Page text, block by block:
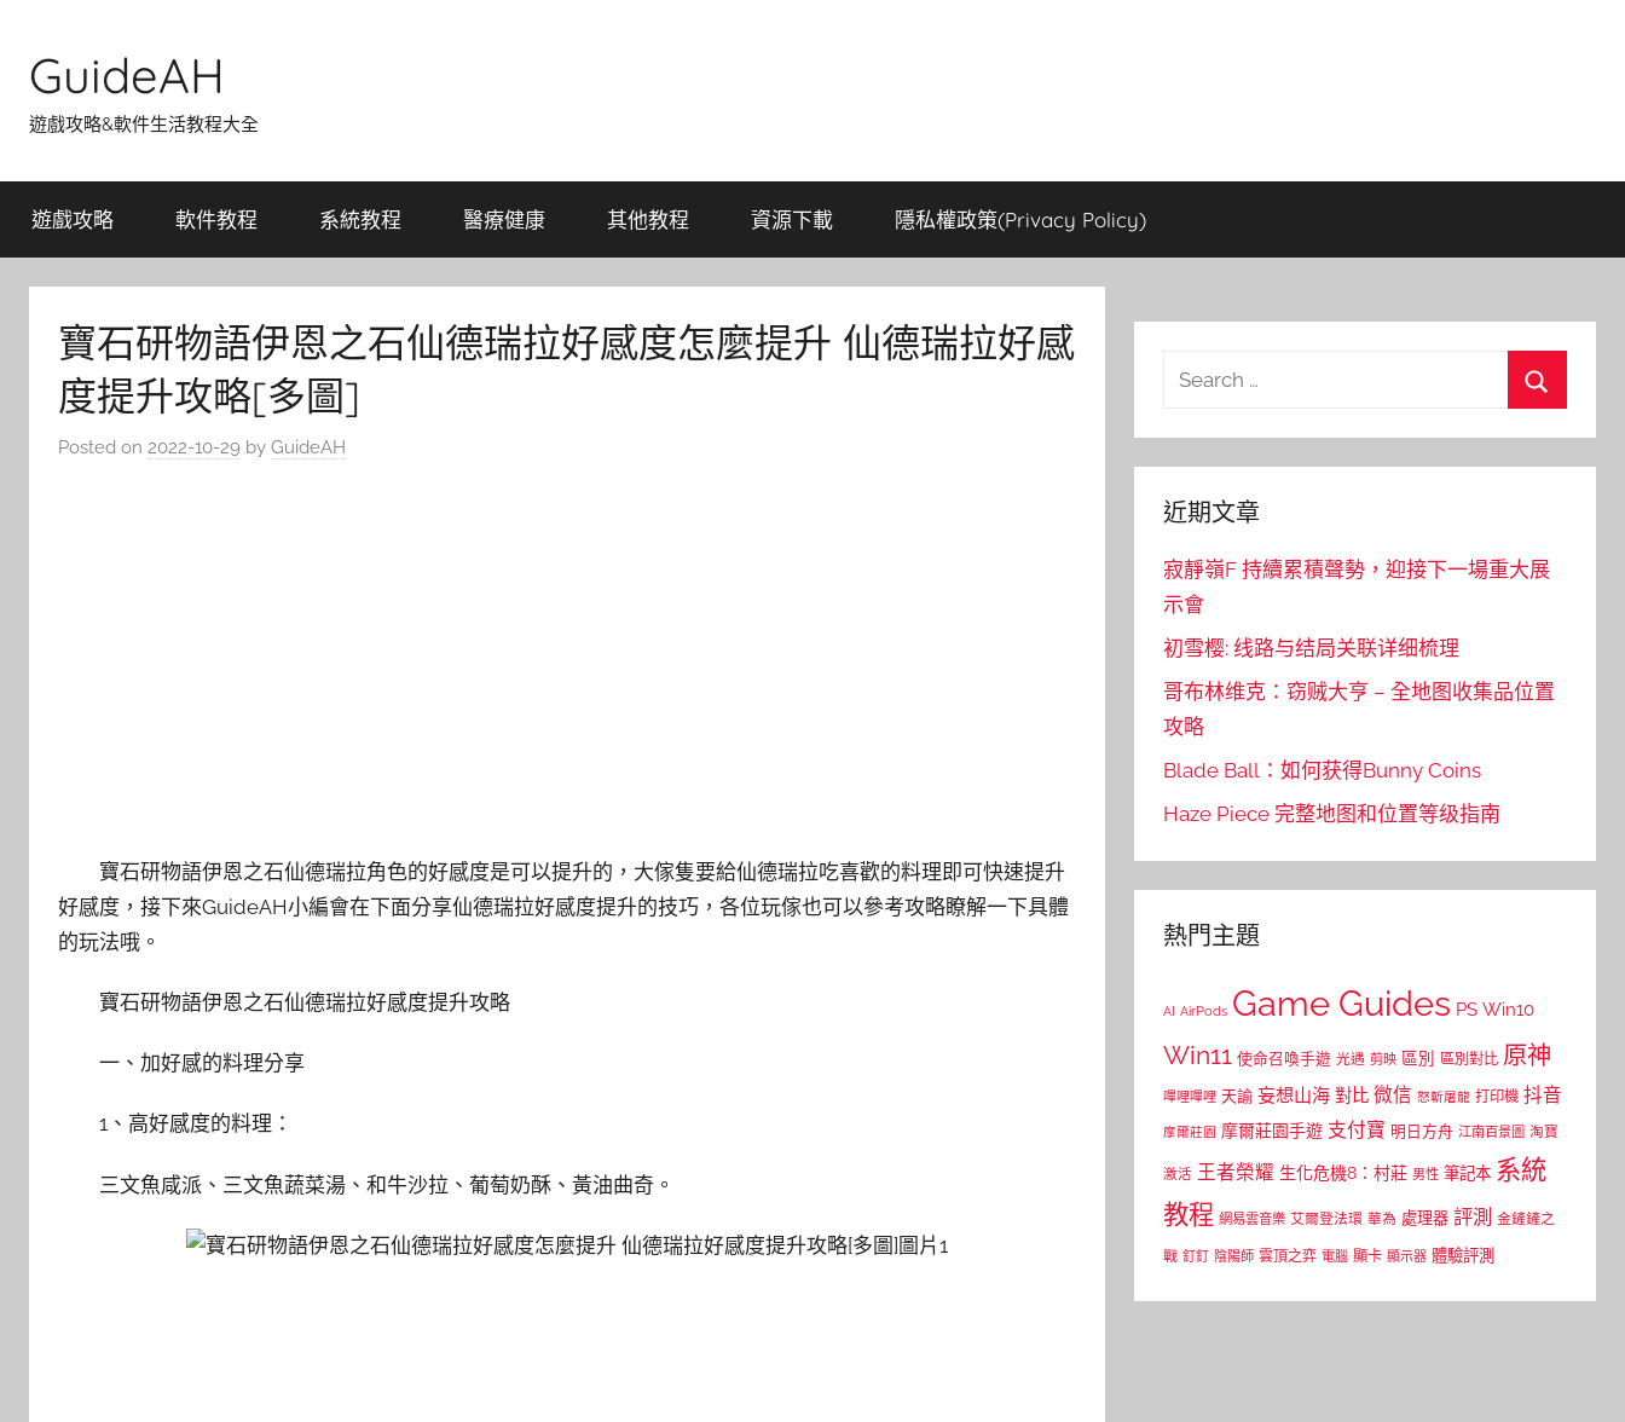
content
GuideAH
遊戲攻略&軟件生活教程大全
遊戲攻略 軟件教程 系統教程 醫療健康 其他教程 資源下載 隱私權政策(Privacy Policy)
寶石研物語伊恩之石仙德瑞拉好感度怎麼提升 仙德瑞拉好感
度提升攻略[多圖]
Posted on 2022-10-29 by GuideAH
寶石研物語伊恩之石仙德瑞拉角色的好感度是可以提升的，大傢隻要給仙德瑞拉吃喜歡的料理即可快速提升
好感度，接下來GuideAH小編會在下面分享仙德瑞拉好感度提升的技巧，各位玩傢也可以參考攻略瞭解一下具體
的玩法哦。
寶石研物語伊恩之石仙德瑞拉好感度提升攻略
一、加好感的料理分享
1、高好感度的料理：
三文魚咸派、三文魚蔬菜湯、和牛沙拉、葡萄奶酥、黃油曲奇。
Search
近期文章
寂靜嶺F 持續累積聲勢，迎接下一場重大展
示會
初雪樱: 线路与结局关联详细梳理
哥布林维克：窃贼大亨 – 全地图收集品位置
攻略
Blade Ball：如何获得Bunny Coins
Haze Piece 完整地图和位置等级指南
熱門主題
AI AirPods Game Guides PS Win10
Win11 使命召喚手遊 光遇 剪映 區別 區別對比 原神
嗶哩嗶哩 天諭 妄想山海 對比 微信 怒斬屠龍 打印機 抖音
摩爾莊園 摩爾莊園手遊 支付寶 明日方舟 江南百景圖 淘寶
激活 王者榮耀 生化危機8：村莊 男性 筆記本 系統
教程 網易雲音樂 艾爾登法環 華為 處理器 評測 金鏟鏟之
戰 釘釘 陰陽師 雲頂之弈 電腦 顯卡 顯示器 體驗評測